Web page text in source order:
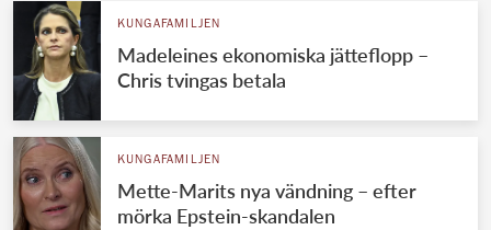
KUNGAFAMILJEN
Madeleines ekonomiska jätteflopp –
Chris tvingas betala
KUNGAFAMILJEN
Mette-Marits nya vändning – efter
mörka Epstein-skandalen